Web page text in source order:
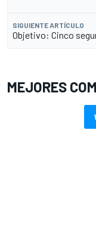
SIGUIENTE ARTÍCULO
Objetivo: Cinco
MEJORES